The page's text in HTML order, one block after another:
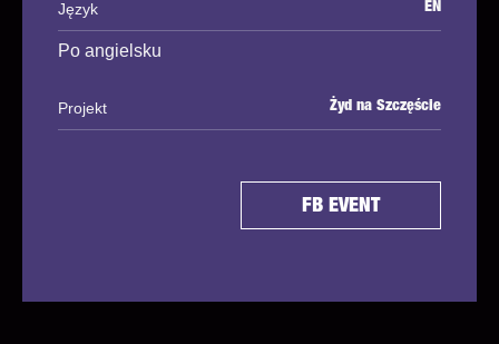
Język EN
Po angielsku
Projekt Żyd na Szczęście
FB EVENT